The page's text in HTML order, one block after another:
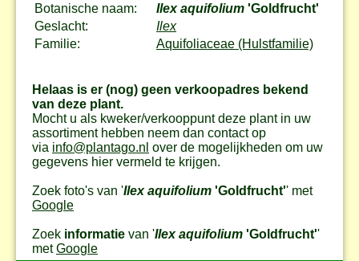
Botanische naam: Ilex aquifolium 'Goldfrucht'
Geslacht:
Ilex
Familie:
Aquifoliaceae (Hulstfamilie)
Helaas is er (nog) geen verkoopadres bekend
van deze plant.
Mocht u als kweker/verkooppunt deze plant in uw
assortiment hebben neem dan contact op
via info@plantago.nl over de mogelijkheden om uw
gegevens hier vermeld te krijgen.
Zoek foto's van 'Ilex aquifolium 'Goldfrucht'' met
Google
Zoek informatie van 'Ilex aquifolium 'Goldfrucht''
metGoogle